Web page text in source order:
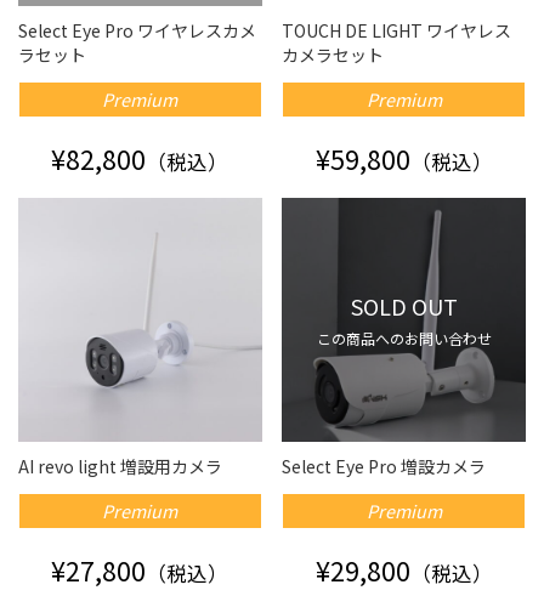
Select Eye Pro ワイヤレスカメ
ラセット
Premium
¥82,800 （税込）
TOUCH DE LIGHT ワイヤレス
カメラセット
Premium
¥59,800 （税込）
AI revo light 増設用カメラ
Premium
¥27,800 （税込）
SOLD OUT
この商品へのお問い合わせ
Select Eye Pro 増設カメラ
Premium
¥29,800 （税込）